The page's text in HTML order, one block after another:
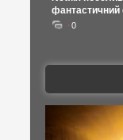
фантастичний
0